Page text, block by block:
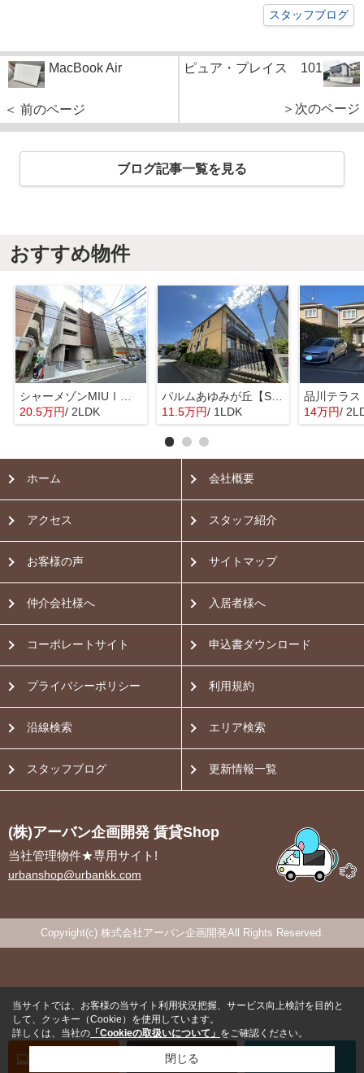
スタッフブログ
MacBook Air
＜ 前のページ
ピュア・プレイス 101
＞次のページ
ブログ記事一覧を見る
おすすめ物件
20.5万円/ 2LDK
パルムあゆみが丘【SHM】
11.5万円/ 1LDK
品川テラス
14万円/
お問い合わせ
ホーム 会社概要
アクセス スタッフ紹介
お客様の声 サイトマップ
仲介会社様へ 入居者様へ
コーポレートサイト 申込書ダウンロード
プライバシーポリシー 利用規約
沿線検索 エリア検索
スタッフブログ 更新情報一覧
(株)アーバン企画開発 賃貸Shop
当社管理物件★専用サイト!
urbanshop@urbankk.com
Copyright(c) 株式会社アーバン企画開発All Rights Reserved.
当サイトでは、お客様の当サイト利用状況把握、サービス向上検討を目的と
して、クッキー（Cookie）を使用しています。
詳しくは、当社の 「Cookieの取扱いについて」 をご確認ください。
閉じる